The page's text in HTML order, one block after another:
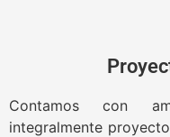
Contamos con
integralmente